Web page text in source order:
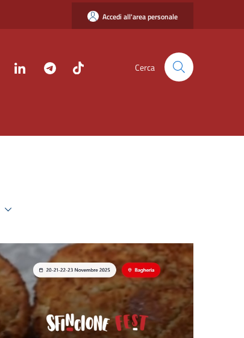
Accedi all'area personale
Cerca